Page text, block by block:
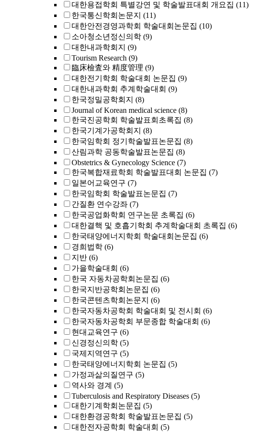
대한용접학회 특별강연 및 학술발표대회 개요집 (11)
한국통신학회논문지 (11)
대한안전경영과학회 학술대회논문집 (10)
소아청소년정신의학 (9)
대한내과학회지 (9)
Tourism Research (9)
臨床檢査와 精度管理 (9)
대한전기학회 학술대회 논문집 (9)
대한내과학회 추계학술대회 (9)
한국정밀공학회지 (8)
Journal of Korean medical science (8)
한국진공학회 학술발표회초록집 (8)
한국기계가공학회지 (8)
한국임학회 정기학술발표논문집 (8)
산림과학 공동학술발표논문집 (8)
Obstetrics & Gynecology Science (7)
한국복합재료학회 학술발표대회 논문집 (7)
일본어교육연구 (7)
한국임학회 학술발표논문집 (7)
간질환 연수강좌 (7)
한국공업화학회 연구논문 초록집 (6)
대한결핵 및 호흡기학회 추계학술대회 초록집 (6)
한국태양에너지학회 학술대회논문집 (6)
경희법학 (6)
지반 (6)
가을학술대회 (6)
한국 자동차공학회논문집 (6)
한국지반공학회논문집 (6)
한국콘텐츠학회논문지 (6)
한국자동차공학회 학술대회 및 전시회 (6)
한국자동차공학회 부문종합 학술대회 (6)
현대교육연구 (6)
신경정신의학 (5)
국제지역연구 (5)
한국태양에너지학회 논문집 (5)
가정과삶의질연구 (5)
역사와 경계 (5)
Tuberculosis and Respiratory Diseases (5)
대한기계학회논문집 (5)
대한환경공학회 학술발표논문집 (5)
대한전자공학회 학술대회 (5)